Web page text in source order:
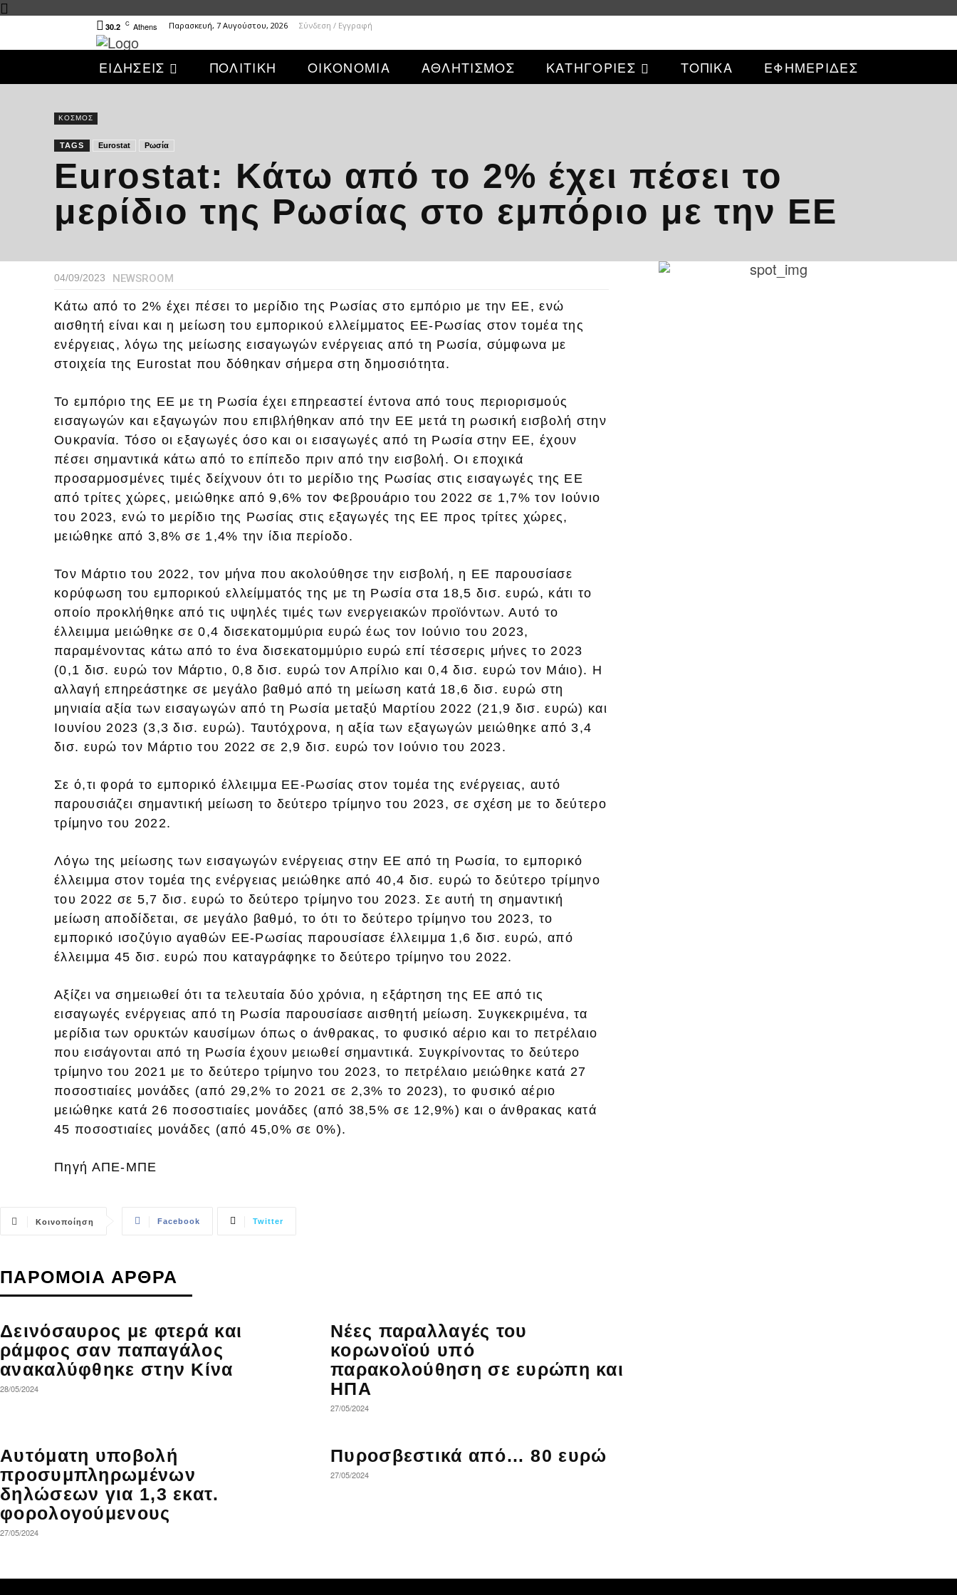
30.2 C Athens Παρασκευή, 7 Αυγούστου, 2026 Σύνδεση / Εγγραφή
ΕΙΔΗΣΕΙΣ ΠΟΛΙΤΙΚΗ ΟΙΚΟΝΟΜΙΑ ΑΘΛΗΤΙΣΜΟΣ ΚΑΤΗΓΟΡΙΕΣ ΤΟΠΙΚΑ ΕΦΗΜΕΡΙΔΕΣ
ΚΟΣΜΟΣ
TAGS Eurostat Ρωσία
Eurostat: Κάτω από το 2% έχει πέσει το
μερίδιο της Ρωσίας στο εμπόριο με την ΕΕ
04/09/2023 NEWSROOM
Κάτω από το 2% έχει πέσει το μερίδιο της Ρωσίας στο εμπόριο με την ΕΕ, ενώ
αισθητή είναι και η μείωση του εμπορικού ελλείμματος ΕΕ-Ρωσίας στον τομέα της
ενέργειας, λόγω της μείωσης εισαγωγών ενέργειας από τη Ρωσία, σύμφωνα με
στοιχεία της Eurostat που δόθηκαν σήμερα στη δημοσιότητα.
Το εμπόριο της ΕΕ με τη Ρωσία έχει επηρεαστεί έντονα από τους περιορισμούς
εισαγωγών και εξαγωγών που επιβλήθηκαν από την ΕΕ μετά τη ρωσική εισβολή στην
Ουκρανία. Τόσο οι εξαγωγές όσο και οι εισαγωγές από τη Ρωσία στην ΕΕ, έχουν
πέσει σημαντικά κάτω από το επίπεδο πριν από την εισβολή. Οι εποχικά
προσαρμοσμένες τιμές δείχνουν ότι το μερίδιο της Ρωσίας στις εισαγωγές της ΕΕ
από τρίτες χώρες, μειώθηκε από 9,6% τον Φεβρουάριο του 2022 σε 1,7% τον Ιούνιο
του 2023, ενώ το μερίδιο της Ρωσίας στις εξαγωγές της ΕΕ προς τρίτες χώρες,
μειώθηκε από 3,8% σε 1,4% την ίδια περίοδο.
Τον Μάρτιο του 2022, τον μήνα που ακολούθησε την εισβολή, η ΕΕ παρουσίασε
κορύφωση του εμπορικού ελλείμματός της με τη Ρωσία στα 18,5 δισ. ευρώ, κάτι το
οποίο προκλήθηκε από τις υψηλές τιμές των ενεργειακών προϊόντων. Αυτό το
έλλειμμα μειώθηκε σε 0,4 δισεκατομμύρια ευρώ έως τον Ιούνιο του 2023,
παραμένοντας κάτω από το ένα δισεκατομμύριο ευρώ επί τέσσερις μήνες το 2023
(0,1 δισ. ευρώ τον Μάρτιο, 0,8 δισ. ευρώ τον Απρίλιο και 0,4 δισ. ευρώ τον Μάιο). Η
αλλαγή επηρεάστηκε σε μεγάλο βαθμό από τη μείωση κατά 18,6 δισ. ευρώ στη
μηνιαία αξία των εισαγωγών από τη Ρωσία μεταξύ Μαρτίου 2022 (21,9 δισ. ευρώ) και
Ιουνίου 2023 (3,3 δισ. ευρώ). Ταυτόχρονα, η αξία των εξαγωγών μειώθηκε από 3,4
δισ. ευρώ τον Μάρτιο του 2022 σε 2,9 δισ. ευρώ τον Ιούνιο του 2023.
Σε ό,τι φορά το εμπορικό έλλειμμα ΕΕ-Ρωσίας στον τομέα της ενέργειας, αυτό
παρουσιάζει σημαντική μείωση το δεύτερο τρίμηνο του 2023, σε σχέση με το δεύτερο
τρίμηνο του 2022.
Λόγω της μείωσης των εισαγωγών ενέργειας στην ΕΕ από τη Ρωσία, το εμπορικό
έλλειμμα στον τομέα της ενέργειας μειώθηκε από 40,4 δισ. ευρώ το δεύτερο τρίμηνο
του 2022 σε 5,7 δισ. ευρώ το δεύτερο τρίμηνο του 2023. Σε αυτή τη σημαντική
μείωση αποδίδεται, σε μεγάλο βαθμό, το ότι το δεύτερο τρίμηνο του 2023, το
εμπορικό ισοζύγιο αγαθών ΕΕ-Ρωσίας παρουσίασε έλλειμμα 1,6 δισ. ευρώ, από
έλλειμμα 45 δισ. ευρώ που καταγράφηκε το δεύτερο τρίμηνο του 2022.
Αξίζει να σημειωθεί ότι τα τελευταία δύο χρόνια, η εξάρτηση της ΕΕ από τις
εισαγωγές ενέργειας από τη Ρωσία παρουσίασε αισθητή μείωση. Συγκεκριμένα, τα
μερίδια των ορυκτών καυσίμων όπως ο άνθρακας, το φυσικό αέριο και το πετρέλαιο
που εισάγονται από τη Ρωσία έχουν μειωθεί σημαντικά. Συγκρίνοντας το δεύτερο
τρίμηνο του 2021 με το δεύτερο τρίμηνο του 2023, το πετρέλαιο μειώθηκε κατά 27
ποσοστιαίες μονάδες (από 29,2% το 2021 σε 2,3% το 2023), το φυσικό αέριο
μειώθηκε κατά 26 ποσοστιαίες μονάδες (από 38,5% σε 12,9%) και ο άνθρακας κατά
45 ποσοστιαίες μονάδες (από 45,0% σε 0%).
Πηγή ΑΠΕ-ΜΠΕ
Κοινοποίηση Facebook Twitter
ΠΑΡΟΜΟΙΑ ΑΡΘΡΑ
Δεινόσαυρος με φτερά και
ράμφος σαν παπαγάλος
ανακαλύφθηκε στην Κίνα
28/05/2024
Νέες παραλλαγές του
κορωνοϊού υπό
παρακολούθηση σε ευρώπη και
ΗΠΑ
27/05/2024
Αυτόματη υποβολή
προσυμπληρωμένων
δηλώσεων για 1,3 εκατ.
φορολογούμενους
27/05/2024
Πυροσβεστικά από… 80 ευρώ
27/05/2024